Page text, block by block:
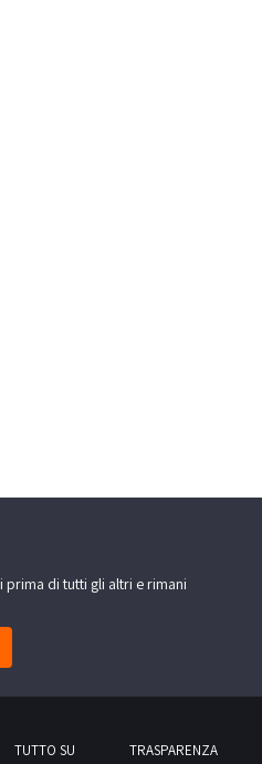
prima di tutti gli altri e rimani
TUTTO SU
TRASPARENZA